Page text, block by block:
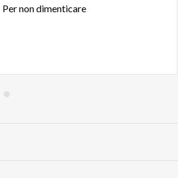
Pernondimenticare